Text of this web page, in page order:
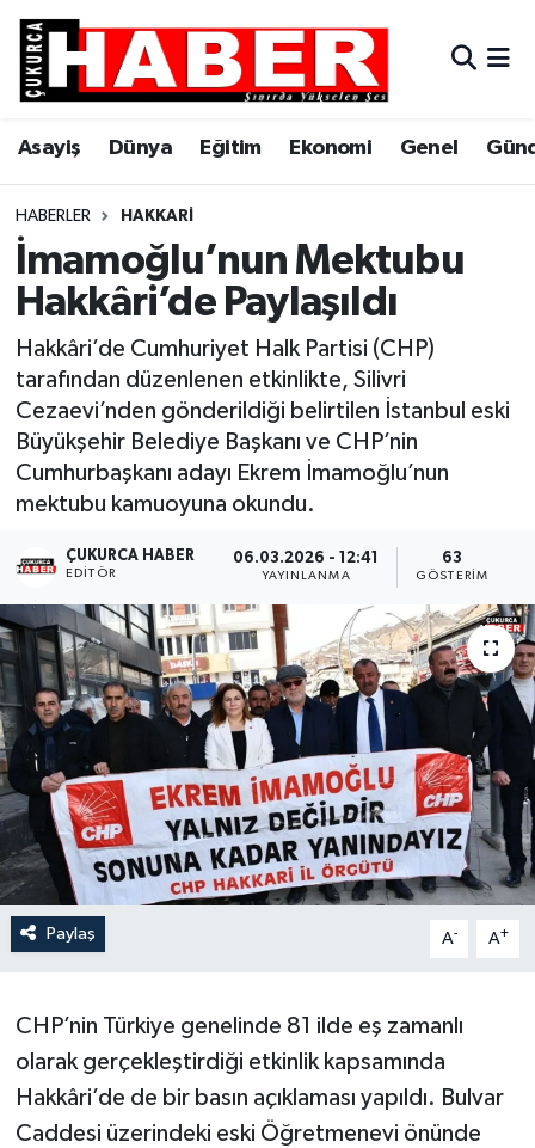
Asayiş Dünya Eğitim Ekonomi Genel
HABERLER HAKKARI
İmamoğlu’nun Mektubu
Hakkâri’de Paylaşıldı
Hakkâri’de Cumhuriyet Halk Partisi (CHP)
tarafından düzenlenen etkinlikte, Silivri
Cezaevi’nden gönderildiği belirtilen İstanbul eski
Büyükşehir Belediye Başkanı ve CHP’nin
Cumhurbaşkanı adayı Ekrem İmamoğlu’nun
mektubu kamuoyuna okundu.
ÇUKURCA HABER
EDITÖR
06.03.2026 - 12:41
YAYINLANMA
63
GÖSTERIM
Paylaş A- A+
CHP’nin Türkiye genelinde 81 ilde eş zamanlı
olarak gerçekleştirdiği etkinlik kapsamında
Hakkâri’de de bir basın açıklaması yapıldı. Bulvar
Caddesi üzerindeki eski Öğretmenevi önünde
Asayiş
Dünya
Eğitim
Ekonomi
Hakkari
Siyaset
Son Dakika
Teknoloji
Yaşam
Hava Durumu
Trafik Durumu
Süper Lig Puan Durumu ve Fikstür
Tüm Manşetler